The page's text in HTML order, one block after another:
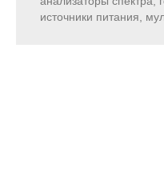
источники питания,